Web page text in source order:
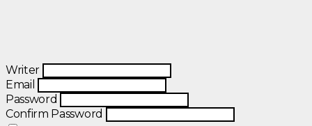
Writer
Email
Password
Confirm Password